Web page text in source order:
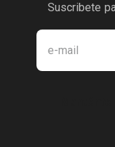
Suscribete